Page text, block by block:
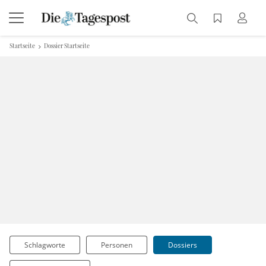
Startseite Dossier Startseite
Schlagworte Personen Dossiers